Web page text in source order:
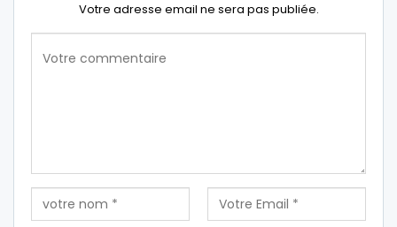
Votre adresse email ne sera pas publiée.